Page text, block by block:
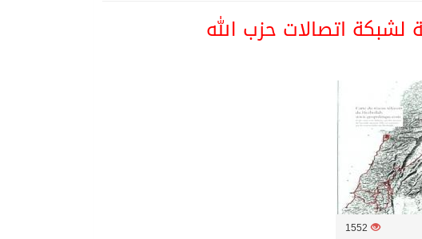
إلى القرن الثالث عشر الهجري
اتصالات حزب الله
1552